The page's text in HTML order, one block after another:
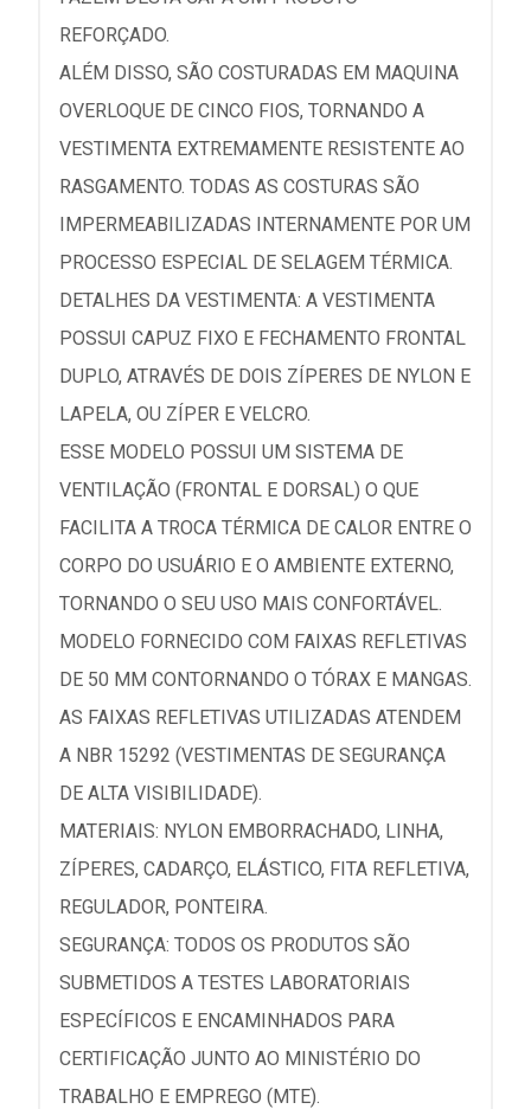
REFORÇADO.
ALÉM DISSO, SÃO COSTURADAS EM MAQUINA
OVERLOQUE DE CINCO FIOS, TORNANDO A
VESTIMENTA EXTREMAMENTE RESISTENTE AO
RASGAMENTO. TODAS AS COSTURAS SÃO
IMPERMEABILIZADAS INTERNAMENTE POR UM
PROCESSO ESPECIAL DE SELAGEM TÉRMICA.
DETALHES DA VESTIMENTA: A VESTIMENTA
POSSUI CAPUZ FIXO E FECHAMENTO FRONTAL
DUPLO, ATRAVÉS DE DOIS ZÍPERES DE NYLON E
LAPELA, OU ZÍPER E VELCRO.
ESSE MODELO POSSUI UM SISTEMA DE
VENTILAÇÃO (FRONTAL E DORSAL) O QUE
FACILITA A TROCA TÉRMICA DE CALOR ENTRE O
CORPO DO USUÁRIO E O AMBIENTE EXTERNO,
TORNANDO O SEU USO MAIS CONFORTÁVEL.
MODELO FORNECIDO COM FAIXAS REFLETIVAS
DE 50 MM CONTORNANDO O TÓRAX E MANGAS.
AS FAIXAS REFLETIVAS UTILIZADAS ATENDEM
A NBR 15292 (VESTIMENTAS DE SEGURANÇA
DE ALTA VISIBILIDADE).
MATERIAIS: NYLON EMBORRACHADO, LINHA,
ZÍPERES, CADARÇO, ELÁSTICO, FITA REFLETIVA,
REGULADOR, PONTEIRA.
SEGURANÇA: TODOS OS PRODUTOS SÃO
SUBMETIDOS A TESTES LABORATORIAIS
ESPECÍFICOS E ENCAMINHADOS PARA
CERTIFICAÇÃO JUNTO AO MINISTÉRIO DO
TRABALHO E EMPREGO (MTE).